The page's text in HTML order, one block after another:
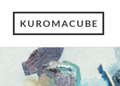
KUROMACUBE